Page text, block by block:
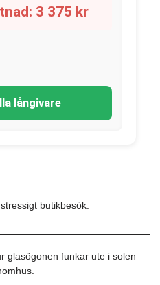
3 375 kr
långivare
stressigt butikbesök.
glasögonen funkar ute i solen